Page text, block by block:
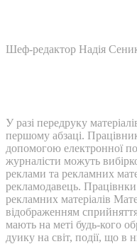
Шеф-редактор Надія
У разі передруку
першому абзаці.
допомогою електронної
журналісти можуть
реклами та рекламних
рекламодавець.
рекламних матеріалів
відображенням
мають на меті будь-кого
дуику на світ, події, що в